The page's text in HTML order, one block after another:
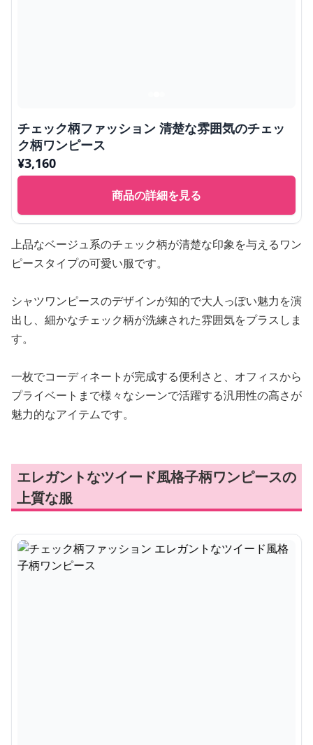
チェック柄ファッション 清楚な雰囲気のチェッ
ク柄ワンピース
¥3,160
商品の詳細を見る
上品なベージュ系のチェック柄が清楚な印象を与えるワン
ピースタイプの可愛い服です。
シャツワンピースのデザインが知的で大人っぽい魅力を演
出し、細かなチェック柄が洗練された雰囲気をプラスしま
す。
一枚でコーディネートが完成する便利さと、オフィスから
プライベートまで様々なシーンで活躍する汎用性の高さが
魅力的なアイテムです。
エレガントなツイード風格子柄ワンピースの
上質な服